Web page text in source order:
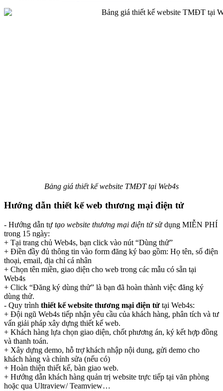
Bảng giá thiết kế website TMĐT tại Web4s
Hướng dẫn thiết kế web thương mại điện tử
- Hướng dẫn tự tạo website thương mại điện tửsử dụng MIỄN PHÍ
trong 15 ngày:
+ Tại trang chủ Web4s, bạn click vào nút “Dùng thử”
+ Điền đầy đủ thông tin vào form đăng ký bao gồm: Họ tên, số điện
thoại, email, địa chỉ cá nhân
+ Chọn tên miền, giao diện cho web trong các mẫu có sẵn tại
Web4s
+ Click “Đăng ký dùng thử” là bạn đã hoàn thành việc đăng ký
dùng thử.
- Quy trình thiết kế website thương mại điện tử tại Web4s:
+ Đội ngũ Web4s tiếp nhận yêu cầu của khách hàng, phân tích và tư
vấn giải pháp xây dựng thiết kế web.
+ Khách hàng lựa chọn giao diện, chốt phương án, ký kết hợp đồng
và thanh toán.
+ Xây dựng demo, hỗ trợ khách nhập nội dung, gửi demo cho
khách hàng và chỉnh sửa (nếu có)
+ Hoàn thiện thiết kế, bàn giao web.
+ Hướng dẫn khách hàng quản trị website trực tiếp tại văn phòng
hoặc qua Ultraview/ Teamview…